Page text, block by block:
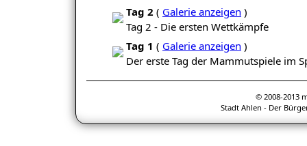
Tag 2 ( Galerie anzeigen )
Tag 2 - Die ersten Wettkämpfe
Tag 1 ( Galerie anzeigen )
Der erste Tag der Mammutspiele im
© 2008-2013
Stadt Ahlen - Der